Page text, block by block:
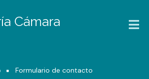
Cámara
Ruta
Formulario de contacto